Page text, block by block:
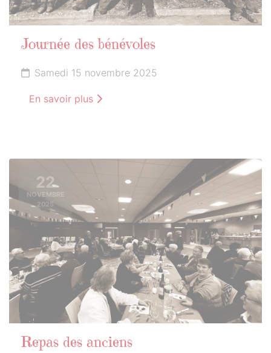
Journée des bénévoles
Samedi 15 novembre 2025
En savoir plus
22
NOVEMBRE
2025
Repas des anciens